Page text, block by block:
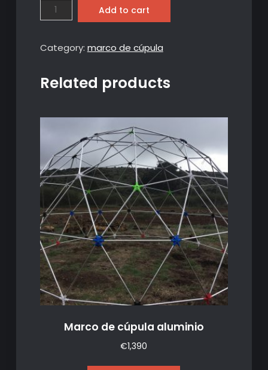
PVC
quantity
Add to cart
Category: marco de cúpula
Related products
Marco de cúpula aluminio
€1,390